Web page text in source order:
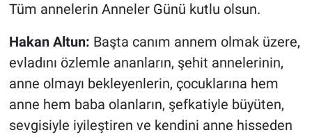
Tüm annelerin Anneler Günü kutlu olsun.
Hakan Altun: Başta canım annem olmak üzere,
evladını özlemle ananların, şehit annelerinin,
anne olmayı bekleyenlerin, çocuklarına hem
anne hem baba olanların, şefkatiyle büyüten,
sevgisiyle iyileştiren ve kendini anne hisseden